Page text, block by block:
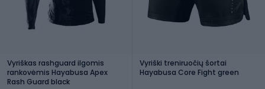
Vyriškas rashguard ilgomis
rankovėmis Hayabusa Apex
Rash Guard black
Vyriški treniruočių šortai
Hayabusa Core Fight green